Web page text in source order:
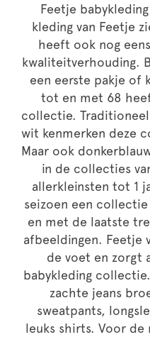
Feetje
kleding van Feetje
heeft ook nog
kwaliteitverhouding.
een eerste pakje of
tot en met 68
collectie.
wit kenmerken deze
Maar ook
in de collecties
allerkleinsten tot 1
seizoen een
en met de laatste
afbeeldingen. Feetje
de voet en zorgt
babykleding
zachte jeans
sweatpants,
leuks shirts. Voor